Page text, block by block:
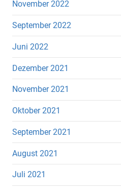
November 2022
September 2022
Juni 2022
Dezember 2021
November 2021
Oktober 2021
September 2021
August 2021
Juli 2021